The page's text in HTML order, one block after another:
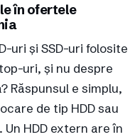
în ofertele
uri și SSD-uri folosite
uri, și nu despre
Răspunsul e simplu,
de tip HDD sau
HDD extern are în